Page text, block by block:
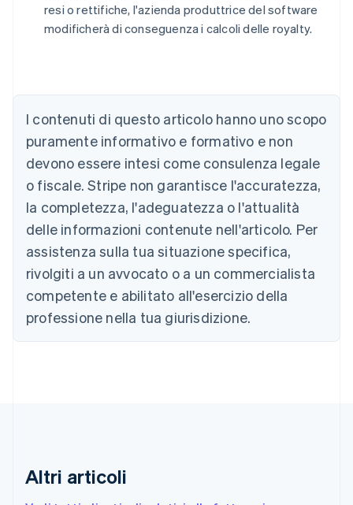
resi o rettifiche, l'azienda produttrice del software
modificherà di conseguenza i calcoli delle royalty.
I contenuti di questo articolo hanno uno scopo
puramente informativo e formativo e non
devono essere intesi come consulenza legale
o fiscale. Stripe non garantisce l'accuratezza,
la completezza, l'adeguatezza o l'attualità
delle informazioni contenute nell'articolo. Per
assistenza sulla tua situazione specifica,
rivolgiti a un avvocato o a un commercialista
competente e abilitato all'esercizio della
professione nella tua giurisdizione.
Altri articoli
English
Austria
Deutsch English
Belgio
NederlandsFrançaisDeutschEnglish
PortuguêsEnglish
Bulgaria
English
Canada
English Français
Cina continentale
Cipro
English
EnglishSvenska